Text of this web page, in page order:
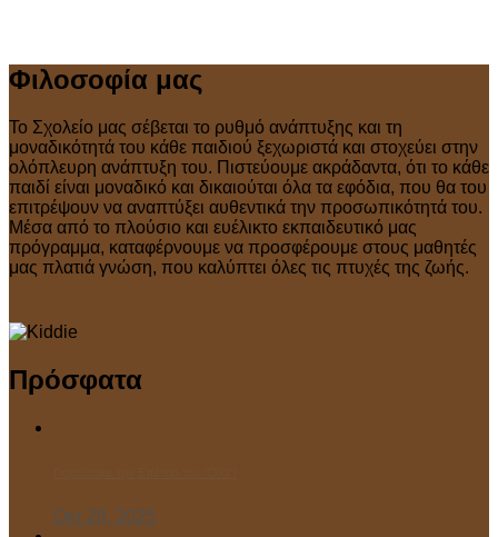
Φιλοσοφία μας
Το Σχολείο μας σέβεται το ρυθμό ανάπτυξης και τη
μοναδικότητά του κάθε παιδιού ξεχωριστά και στοχεύει στην
ολόπλευρη ανάπτυξη του. Πιστεύουμε ακράδαντα, ότι το κάθε
παιδί είναι μοναδικό και δικαιούται όλα τα εφόδια, που θα του
επιτρέψουν να αναπτύξει αυθεντικά την προσωπικότητά του.
Μέσα από το πλούσιο και ευέλικτο εκπαιδευτικό μας
πρόγραμμα, καταφέρνουμε να προσφέρουμε στους μαθητές
μας πλατιά γνώση, που καλύπτει όλες τις πτυχές της ζωής.
Πρόσφατα
Οκτ 28, 2025